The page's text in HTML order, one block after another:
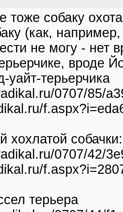
тоже собаку
(как,
не могу - нет
вроде
уайт-терьерчика
0707/85/
хохлатой собачки:
0707/42/
терьера